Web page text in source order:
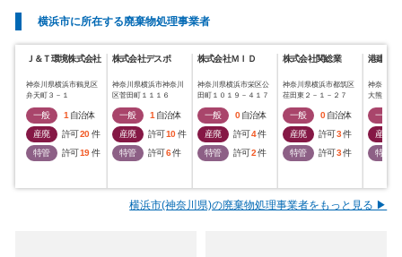
横浜市に所在する廃棄物処理事業者
Ｊ＆Ｔ環境株式会社
神奈川県横浜市鶴見区
弁天町３－１
一般 1 自治体
産廃
許可20 件
特管
許可19 件
株式会社デスポ
神奈川県横浜市神奈川
区菅田町１１１６
一般 1 自治体
産廃
許可10 件
特管
許可6件
株式会社ＭＩＤ
神奈川県横浜市栄区公
田町１０１９－４１７
一般 0 自治体
産廃
許可4件
特管
許可2 件
株式会社関総業
神奈川県横浜市都筑区
荏田東２－１－２７
一般 0 自治体
産廃
許可3件
特管
許可3件
港建物
神奈川県
大熊町３
一般
産廃
特管
横浜市(神奈川県)の廃棄物処理事業者をもっと見る ▶